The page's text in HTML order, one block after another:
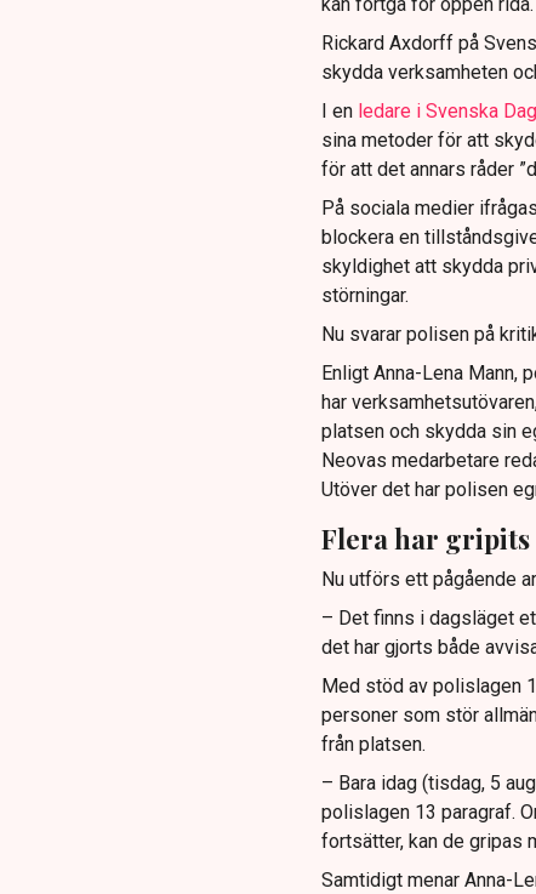
Rickard Axdorff på
skydda verksamheten
I en ledare i Svenska
sina metoder för att
för att det annars råder
På sociala medier
blockera en
skyldighet att skydda
störningar.
Nu svarar polisen på
Enligt Anna-Lena Mann,
har
platsen och skydda sin
Neovas medarbetare
Utöver det har polisen
Flera har gripits
Nu utförs ett pågående
– Det finns i dagsläget
det har gjorts både
Med stöd av polislagen
personer som stör
från platsen.
– Bara idag (tisdag, 5
polislagen 13 paragraf.
fortsätter, kan de gripas
Samtidigt menar Anna-